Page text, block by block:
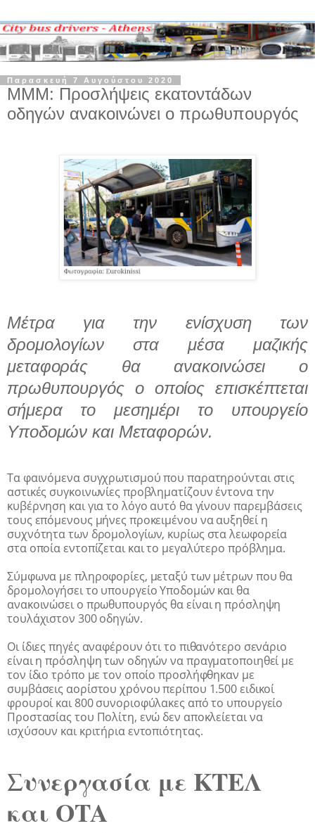
Παρασκευή 7 Αυγούστου 2020
ΜΜΜ: Προσλήψεις εκατοντάδων
οδηγών ανακοινώνει ο πρωθυπουργός
Μέτρα για την ενίσχυση των
δρομολογίων στα μέσα μαζικής
μεταφοράς θα ανακοινώσει ο
πρωθυπουργός ο οποίος επισκέπτεται
σήμερα το μεσημέρι το υπουργείο
Υποδομών και Μεταφορών.
Τα φαινόμενα συγχρωτισμού που παρατηρούνται στις
αστικές συγκοινωνίες προβληματίζουν έντονα την
κυβέρνηση και για το λόγο αυτό θα γίνουν παρεμβάσεις
τους επόμενους μήνες προκειμένου να αυξηθεί η
συχνότητα των δρομολογίων, κυρίως στα λεωφορεία
στα οποία εντοπίζεται και το μεγαλύτερο πρόβλημα.
Σύμφωνα με πληροφορίες, μεταξύ των μέτρων που θα
δρομολογήσει το υπουργείο Υποδομών και θα
ανακοινώσει ο πρωθυπουργός θα είναι η πρόσληψη
τουλάχιστον 300 οδηγών.
Οι ίδιες πηγές αναφέρουν ότι το πιθανότερο σενάριο
είναι η πρόσληψη των οδηγών να πραγματοποιηθεί με
τον ίδιο τρόπο με τον οποίο προσλήφθηκαν με
συμβάσεις αορίστου χρόνου περίπου 1.500 ειδικοί
φρουροί και 800 συνοριοφύλακες από το υπουργείο
Προστασίας του Πολίτη, ενώ δεν αποκλείεται να
ισχύσουν και κριτήρια εντοπιότητας.
Συνεργασία με ΚΤΕΛ
και ΟΤΑ